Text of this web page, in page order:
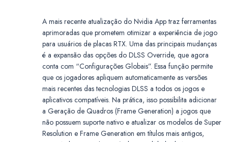
A mais recente atualização do Nvidia App traz ferramentas
aprimoradas que prometem otimizar a experiência de jogo
para usuários de placas RTX. Uma das principais mudanças
é a expansão das opções do DLSS Override, que agora
conta com “Configurações Globais”. Essa função permite
que os jogadores apliquem automaticamente as versões
mais recentes das tecnologias DLSS a todos os jogos e
aplicativos compatíveis. Na prática, isso possibilita adicionar
a Geração de Quadros (Frame Generation) a jogos que
não possuem suporte nativo e atualizar os modelos de Super
Resolution e Frame Generation em títulos mais antigos,